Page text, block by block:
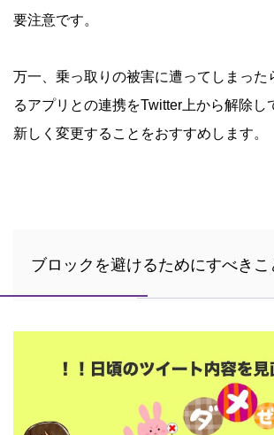
要注意です。
万一、乗っ取りの被害に遭ってしまった
るアプリとの連携をTwitter上から解除し
新しく変更することをおすすめします。
ブロックを避けるためにすべきこ